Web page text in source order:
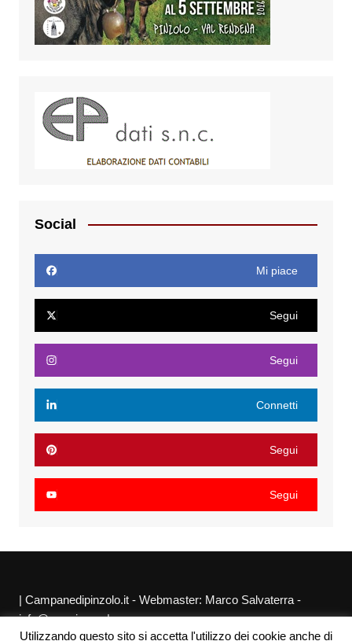
Social
Mi piace
Segui
Segui
Connetti
Segui
Segui
| Campanedipinzolo.it - Webmaster: Marco Salvaterra -
info@agraria.org |
Utilizzando questo sito si accetta l'utilizzo dei cookie anche di